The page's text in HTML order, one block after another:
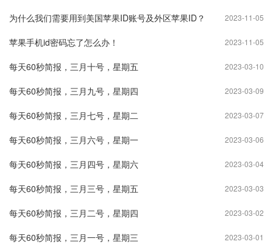
2023-11-05
为什么我们需要用到美国苹果ID账号及外区苹果ID？
2023-11-05
苹果手机id密码忘了怎么办！
2023-03-10
每天60秒简报，三月十号，星期五
2023-03-09
每天60秒简报，三月九号，星期四
2023-03-07
每天60秒简报，三月七号，星期二
2023-03-06
每天60秒简报，三月六号，星期一
2023-03-04
每天60秒简报，三月四号，星期六
2023-03-03
每天60秒简报，三月三号，星期五
2023-03-02
每天60秒简报，三月二号，星期四
2023-03-01
每天60秒简报，三月一号，星期三